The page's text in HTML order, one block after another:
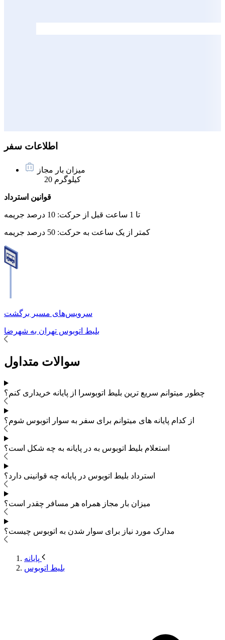
اطلاعات سفر
میزان بار مجاز
20 کیلوگرم
قوانین استرداد
تا 1 ساعت قبل از حرکت: 10 درصد جریمه
کمتر از یک ساعت به حرکت: 50 درصد جریمه
سرویس‌های مسیر برگشت
بلیط اتوبوس تهران به شهرضا
سوالات متداول
چطور میتوانم سریع ترین بلیط اتوبوسرا از پایانه خریداری کنم؟
از کدام پایانه های میتوانم برای سفر به سوار اتوبوس شوم؟
استعلام بلیط اتوبوس به در پایانه به چه شکل است؟
استرداد بلیط اتوبوس در پایانه چه قوانینی دارد؟
میزان بار مجاز همراه هر مسافر چقدر است؟
مدارک مورد نیاز برای سوار شدن به اتوبوس چیست؟
بلیط اتوبوس